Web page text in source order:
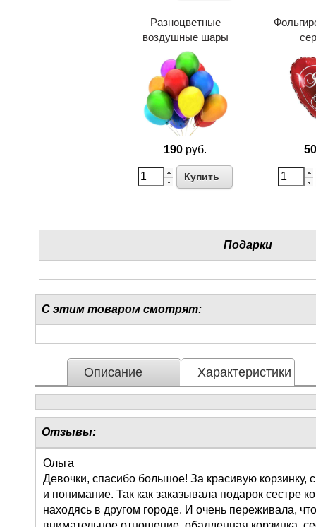
Разноцветные
воздушные шары
190 руб.
Купить
Подарки
С этим товаром смотрят:
Описание Характеристики
Отзывы:
Ольга
Девочки, спасибо большое! За красивую корзинку,
и понимание. Так как заказывала подарок сестре
находясь в другом городе. И очень переживала,